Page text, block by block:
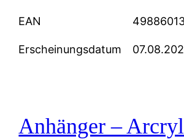
EAN
Erscheinungsdatum
Anhänger –